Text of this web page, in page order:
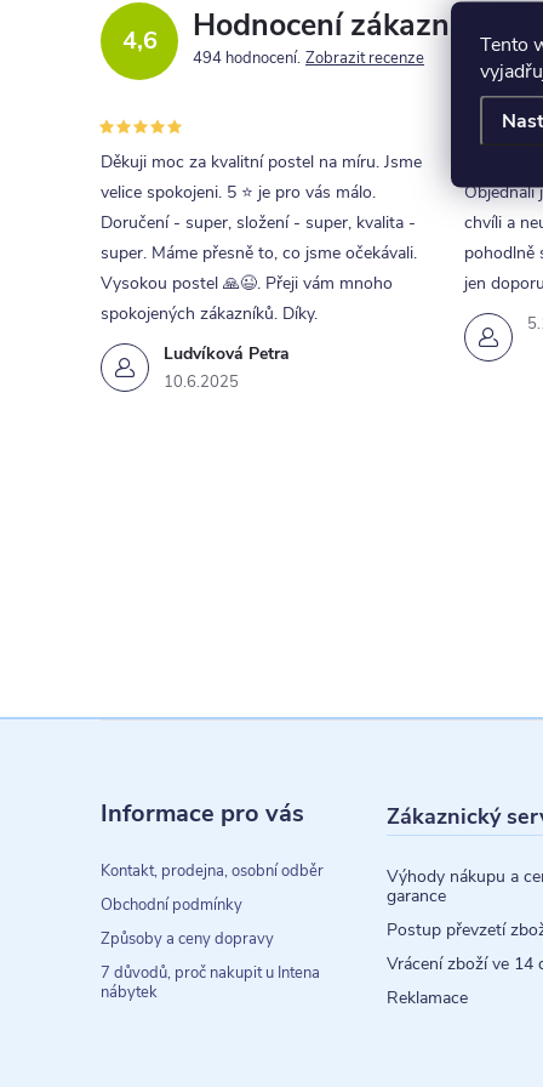
Tento
4,6 Hodnocení zákazníků
494 hodnocení Zobrazit recenze
Ludvíková Petra
10.6.2025
Děkuji moc za kvalitní postel na míru. Jsme
velice spokojeni. 5 ⭐ je pro vás málo.
Doručení - super, složení - super, kvalita -
super. Máme přesně to, co jsme očekávali.
Vysokou postel 🙏😉. Přeji vám mnoho
spokojených zákazníků. Díky.
Objednali
chvíli a
pohodlně
jen
Informace pro vás
Kontakt, prodejna, osobní odběr
Obchodní podmínky
Způsoby a ceny dopravy
7 důvodů, proč nakupit u Intena
nábytek
Zákaznický
Výhody nákupu a
garance
Postup převzetí
Vrácení zboží ve 14
Reklamace